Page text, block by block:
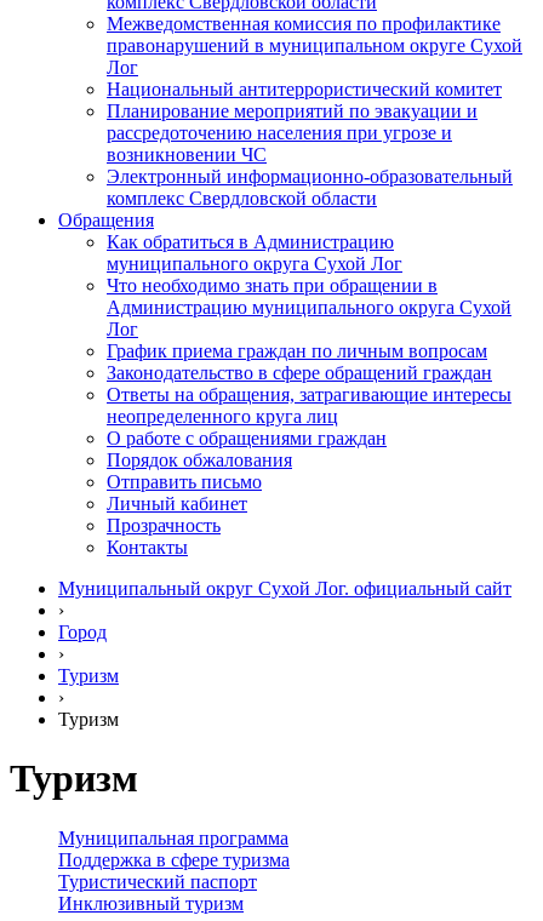
Межведомственная комиссия по профилактике
правонарушений в муниципальном округе Сухой
Лог
Национальный антитеррористический комитет
Планирование мероприятий по эвакуации и
рассредоточению населения при угрозе и
возникновении ЧС
Электронный информационно-образовательный
комплекс Свердловской области
Обращения
Как обратиться в Администрацию
муниципального округа Сухой Лог
Что необходимо знать при обращении в
Администрацию муниципального округа Сухой
Лог
График приема граждан по личным вопросам
Законодательство в сфере обращений граждан
Ответы на обращения, затрагивающие интересы
неопределенного круга лиц
О работе с обращениями граждан
Порядок обжалования
Отправить письмо
Личный кабинет
Прозрачность
Контакты
Муниципальный округ Сухой Лог. официальный сайт
›
Город
›
Туризм
›
Туризм
Туризм
Муниципальная программа
Поддержка в сфере туризма
Туристический паспорт
Инклюзивный туризм